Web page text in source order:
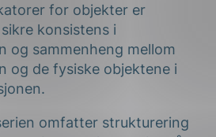
for objekter er
konsistens i
og sammenheng mellom
og de fysiske objektene i
omfatter strukturering